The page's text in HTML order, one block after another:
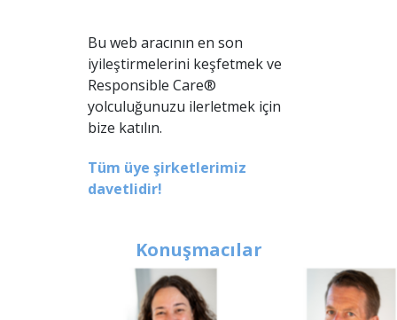
Bu web aracının en son
iyileştirmelerini keşfetmek ve
Responsible Care®
yolculuğunuzu ilerletmek için
bize katılın.
Tüm üye şirketlerimiz
davetlidir!
Konuşmacılar